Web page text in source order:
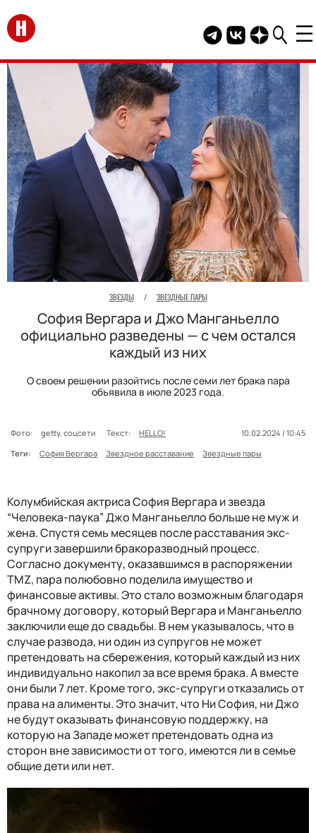
Перейти на главную
Telegram канал
Группа HELLO
Канал
ЗВЕЗДЫ / ЗВЕЗДНЫЕ ПАРЫ
София Вергара и Джо Манганьелло
официально разведены — с чем остался
каждый из них
О своем решении разойтись после семи лет брака пара
объявила в июле 2023 года.
Фото: getty, соцсети Текст: HELLO!
10.02.2024 / 10:45
Теги:
София Вергара Звездное расставание Звездные пары
Колумбийская актриса София Вергара и звезда
“Человека-паука” Джо Манганьелло больше не муж и
жена. Спустя семь месяцев после расставания экс-
супруги завершили бракоразводный процесс.
Согласно документу, оказавшимся в распоряжении
TMZ, пара полюбовно поделила имущество и
финансовые активы. Это стало возможным благодаря
брачному договору, который Вергара и Манганьелло
заключили еще до свадьбы. В нем указывалось, что в
случае развода, ни один из супругов не может
претендовать на сбережения, который каждый из них
индивидуально накопил за все время брака. А вместе
они были 7 лет. Кроме того, экс-супруги отказались от
права на алименты. Это значит, что Ни София, ни Джо
не будут оказывать финансовую поддержку, на
которую на Западе может претендовать одна из
сторон вне зависимости от того, имеются ли в семье
общие дети или нет.